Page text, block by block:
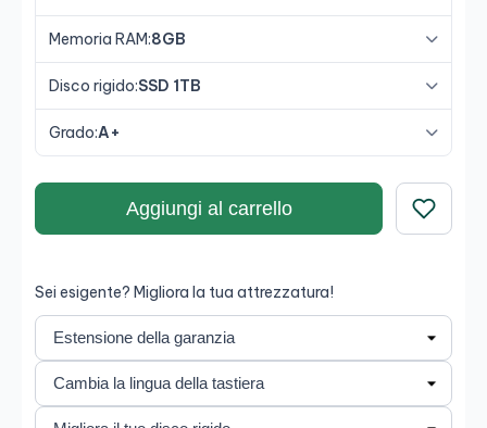
Memoria RAM:8GB
Disco rigido:SSD 1TB
Grado:A+
Aggiungi al carrello
Sei esigente? Migliora la tua attrezzatura!